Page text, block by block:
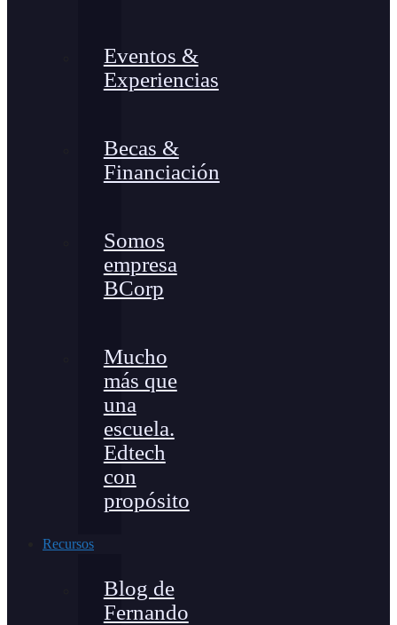
Eventos &
Experiencias
Becas &
Financiación
Somos
empresa
BCorp
Mucho
más que
una
escuela.
Edtech
con
propósito
Recursos
Blog de
Fernando